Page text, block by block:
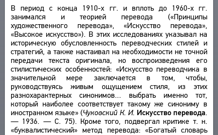
В период с конца 1910-х гг. и вплоть до 1960-х гг.
занимался и теорией перевода («Принципы
художественного перевода», «Искусство перевода»,
«Высокое искусство»). В этих исследованиях указывал на
историческую обусловленность переводческих стилей и
стратегий, а также настаивал на необходимости не точной
передачи текста оригинала, но воспроизведения его
стилистических особенностей: «Искусство переводчика в
значительной мере заключается в том, чтобы,
руководствуясь живым ощущением стиля, из этих
разнохарактерных синонимов… выбрать именно тот,
который наиболее соответствует такому же синониму в
иностранном языке» (Чуковский К. И. Искусство перевода.
— 1936. — С. 75). Кроме того, подвергал критике т. н.
«буквалистический» метод перевода: «Богатый словарь